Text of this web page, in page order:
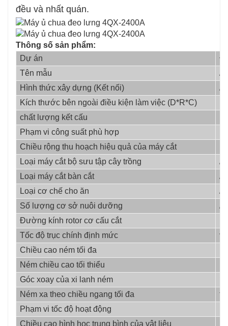
đều và nhất quán.
Thông số sản phẩm:
Dự án
Tên mẫu
/
Hình thức xây dựng (Kết nối)
/
Kích thước bên ngoài điều kiện làm việc (D*R*C)
chất lượng kết cấu
Phạm vi công suất phù hợp
Chiều rộng thu hoạch hiệu quả của máy cắt
Loại máy cắt bộ sưu tập cây trồng
/
Loại máy cắt bàn cắt
/
Loại cơ chế cho ăn
/
Số lượng cơ sở nuôi dưỡng
/
Đường kính rotor cơ cấu cắt
Tốc độ trục chính định mức
Chiều cao ném tối đa
Ném chiều cao tối thiểu
Góc xoay của xi lanh ném
Ném xa theo chiều ngang tối đa
tôi
Phạm vi tốc độ hoạt động
Chiều cao hình học trung bình của vật liệu